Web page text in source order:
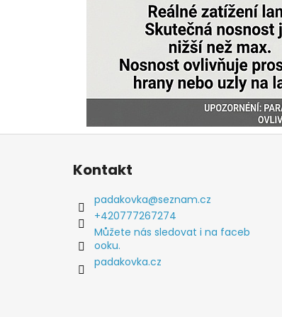
Z
Kontakt
padakovka@seznam.cz
+420777267274
Můžete nás sledovat i na faceb
ooku.
padakovka.cz